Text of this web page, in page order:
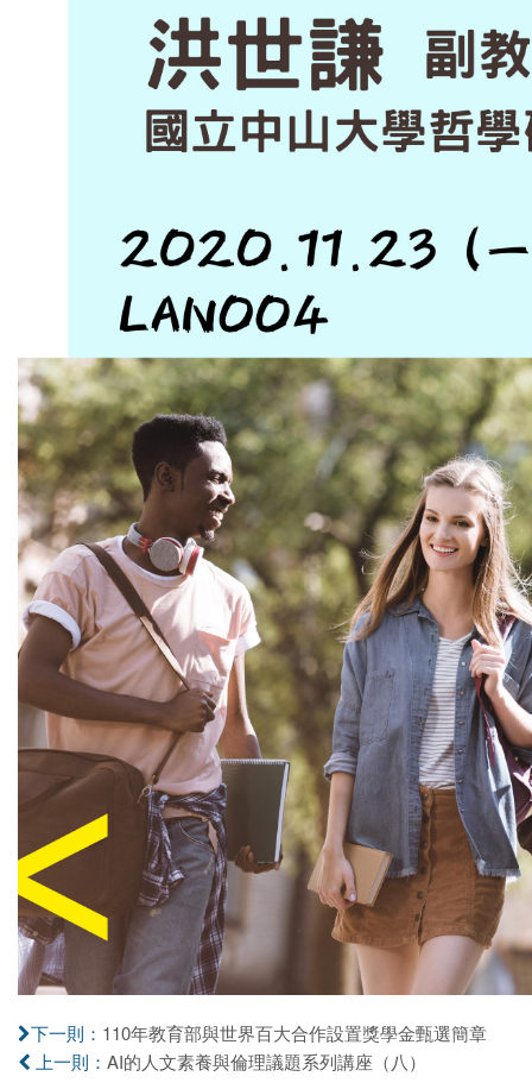
下一則： 110年教育部與世界百大合作設置獎學金甄選簡章
上一則： AI的人文素養與倫理議題系列講座（八）